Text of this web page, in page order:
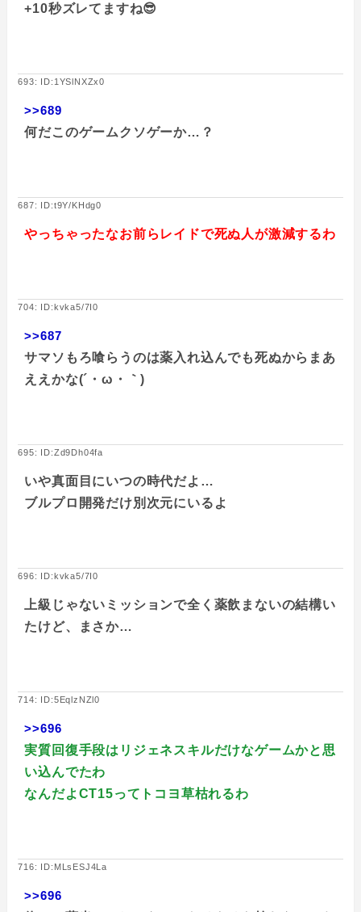
+10秒ズレてますね😎
693: ID:1YSlNXZx0
>>689
何だこのゲームクソゲーか…？
687: ID:t9Y/KHdg0
やっちゃったなお前らレイドで死ぬ人が激減するわ
704: ID:kvka5/7I0
>>687
サマソもろ喰らうのは薬入れ込んでも死ぬからまあ
ええかな(´・ω・｀)
695: ID:Zd9Dh04fa
いや真面目にいつの時代だよ…
ブルプロ開発だけ別次元にいるよ
696: ID:kvka5/7I0
上級じゃないミッションで全く薬飲まないの結構い
たけど、まさか…
714: ID:5EqlzNZl0
>>696
実質回復手段はリジェネスキルだけなゲームかと思
い込んでたわ
なんだよCT15ってトコヨ草枯れるわ
716: ID:MLsESJ4La
>>696